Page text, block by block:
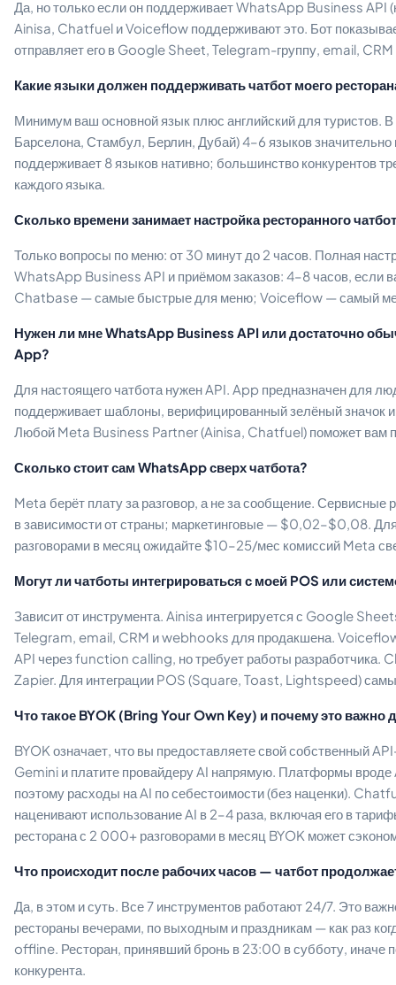
Да, но только если он поддерживает WhatsApp Business API
Ainisa, Chatfuel и Voiceflow поддерживают это. Бот
отправляет его в Google Sheet, Telegram-группу, email,
Какие языки должен поддерживать чатбот моего
Минимум ваш основной язык плюс английский для туристов. В
Барселона, Стамбул, Берлин, Дубай) 4–6 языков
поддерживает 8 языков нативно; большинство конкурентов
каждого языка.
Сколько времени занимает настройка ресторанного
Только вопросы по меню: от 30 минут до 2 часов. Полная
WhatsApp Business API и приёмом заказов: 4–8 часов, если
Chatbase — самые быстрые для меню; Voiceflow — самый
Нужен ли мне WhatsApp Business API или достаточно
App?
Для настоящего чатбота нужен API. App предназначен для
поддерживает шаблоны, верифицированный зелёный значок
Любой Meta Business Partner (Ainisa, Chatfuel) поможет вам
Сколько стоит сам WhatsApp сверх чатбота?
Meta берёт плату за разговор, а не за сообщение.
в зависимости от страны; маркетинговые — $0,02–$0,08.
разговорами в месяц ожидайте $10–25/мес комиссий Meta
Могут ли чатботы интегрироваться с моей POS или
Зависит от инструмента. Ainisa интегрируется с Google
Telegram, email, CRM и webhooks для продакшена.
API через function calling, но требует работы разработчика.
Zapier. Для интеграции POS (Square, Toast, Lightspeed)
Что такое BYOK (Bring Your Own Key) и почему это важно
BYOK означает, что вы предоставляете свой собственный
Gemini и платите провайдеру AI напрямую. Платформы вроде
поэтому расходы на AI по себестоимости (без наценки).
наценивают использование AI в 2–4 раза, включая его в
ресторана с 2 000+ разговорами в месяц BYOK может
Что происходит после рабочих часов — чатбот
Да, в этом и суть. Все 7 инструментов работают 24/7. Это
рестораны вечерами, по выходным и праздникам — как раз
offline. Ресторан, принявший бронь в 23:00 в субботу, иначе
конкурента.